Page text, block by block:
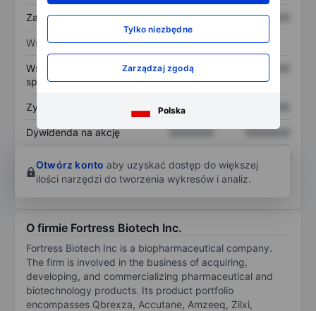
Tylko niezbędne
Zarządzaj zgodą
Polska
Zadłużenie ogółem XXXXXXX XXXXXXX
Wskaźniki
Współczynnik cena do
sprzedaży
XXXXXXX
Zysk na akcję XXXXXXX
Dywidenda na akcję XXXXXXX XXXXXXX
własnego
Otwórz konto aby uzyskać dostęp do większej
ilości narzędzi do tworzenia wykresów i analiz.
O firmie Fortress Biotech Inc.
Fortress Biotech Inc is a biopharmaceutical company.
The firm is involved in the business of acquiring,
developing, and commercializing pharmaceutical and
biotechnology products. Its product portfolio
encompasses Qbrexza, Accutane, Amzeeq, Zilxi,